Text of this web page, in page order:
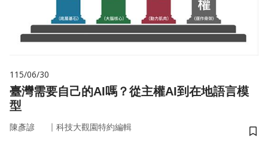
115/06/30
臺灣需要自己的AI嗎？從主權AI到在地語言模
型
陳彥諺 ｜ 科技大觀園特約編輯
儲